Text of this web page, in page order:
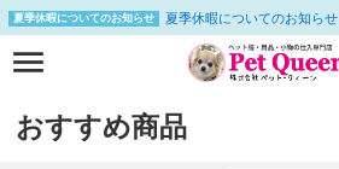
夏季休暇についてのお知らせ 夏季休暇についてのお知らせ
おすすめ商品